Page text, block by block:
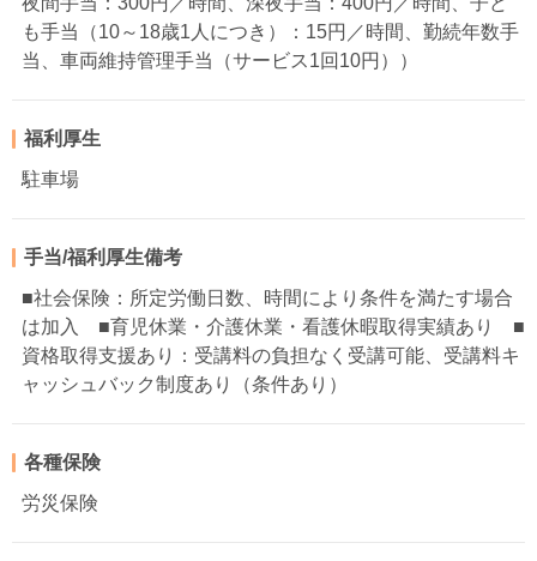
も手当（10～18歳1人につき）：15円／時間、勤続年数手
当、車両維持管理手当（サービス1回10円））
福利厚生
駐車場
手当/福利厚生備考
■社会保険：所定労働日数、時間により条件を満たす場合
は加入 ■育児休業・介護休業・看護休暇取得実績あり ■
資格取得支援あり：受講料の負担なく受講可能、受講料キ
ャッシュバック制度あり（条件あり）
各種保険
労災保険